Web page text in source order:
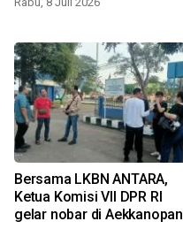
Bersama LKBN ANTARA,
Ketua Komisi VII DPR RI
gelar nobar di Aekkanopan